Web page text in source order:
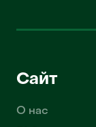
Сайт
О нас